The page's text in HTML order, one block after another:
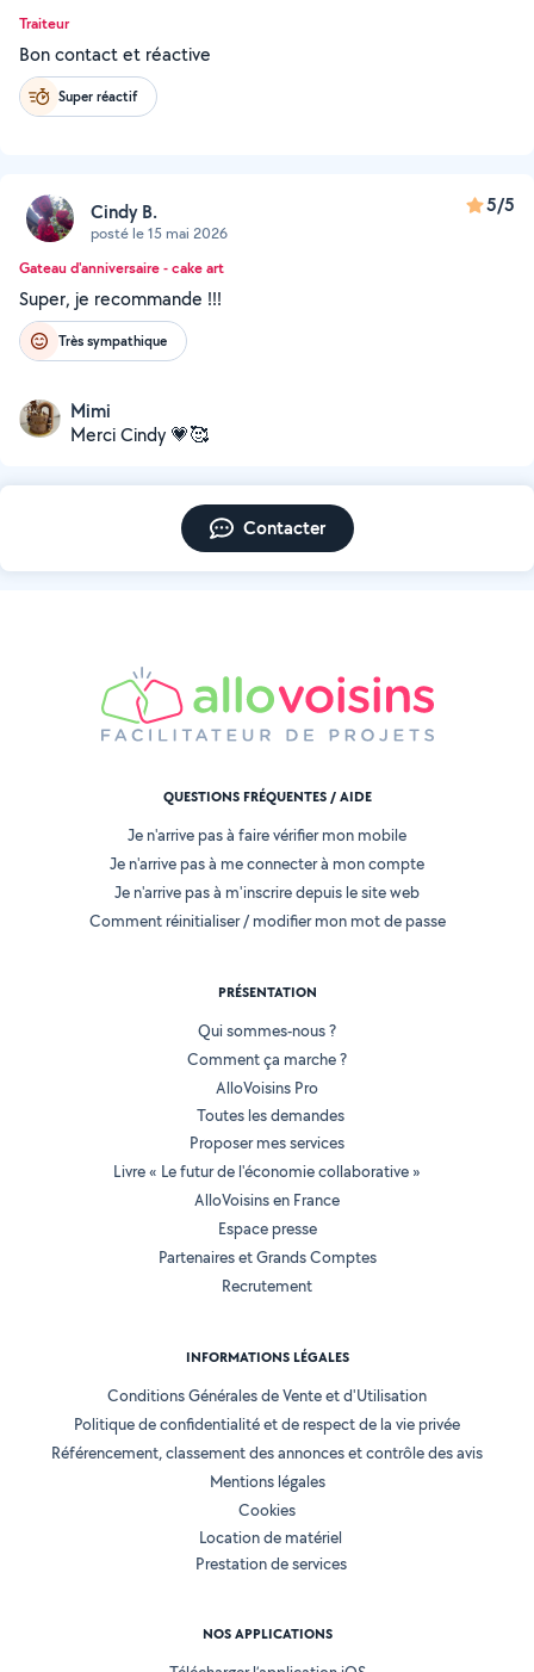
Traiteur
Bon contact et réactive
Super réactif
Cindy B.
posté le 15 mai 2026
5/5
Gateau d'anniversaire - cake art
Super, je recommande !!!
Très sympathique
Mimi
Merci Cindy 💗🥰
Contacter
QUESTIONS FRÉQUENTES / AIDE
Je n'arrive pas à faire vérifier mon mobile
Je n'arrive pas à me connecter à mon compte
Je n'arrive pas à m'inscrire depuis le site web
Comment réinitialiser / modifier mon mot de passe
PRÉSENTATION
Qui sommes-nous ?
Comment ça marche ?
AlloVoisins Pro
Toutes les demandes
Proposer mes services
Livre « Le futur de l'économie collaborative »
AlloVoisins en France
Espace presse
Partenaires et Grands Comptes
Recrutement
INFORMATIONS LÉGALES
Conditions Générales de Vente et d'Utilisation
Politique de confidentialité et de respect de la vie privée
Référencement, classement des annonces et contrôle des avis
Mentions légales
Cookies
Location de matériel
Prestation de services
NOS APPLICATIONS